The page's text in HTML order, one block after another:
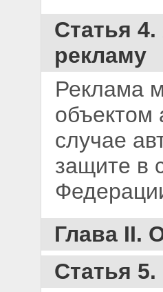
Статья
рекламу
Реклама
объектом
случае
защите в
Глава II.
Статья